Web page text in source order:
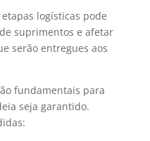
logísticas pode
suprimentos e afetar
serão entregues aos
fundamentais para
seja garantido.